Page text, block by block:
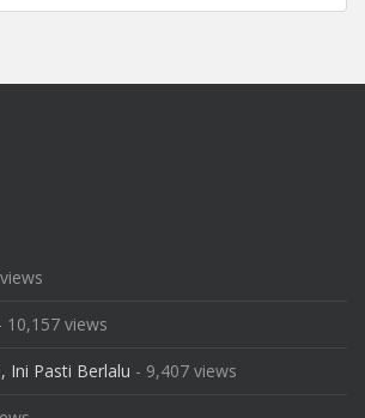
10,157 views
Ini Pasti Berlalu - 9,407 views